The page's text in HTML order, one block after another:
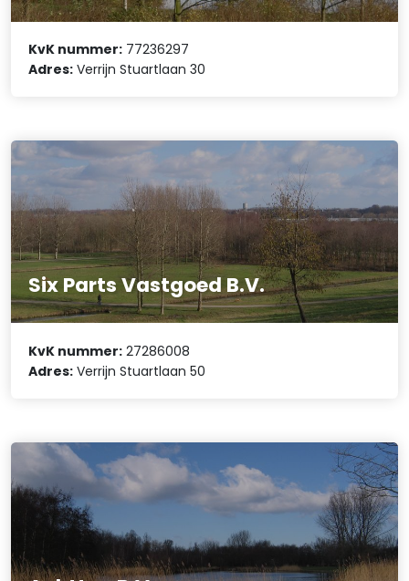
KvK nummer: 77236297
Adres: Verrijn Stuartlaan 30
Six Parts Vastgoed B.V.
KvK nummer: 27286008
Adres: Verrijn Stuartlaan 50